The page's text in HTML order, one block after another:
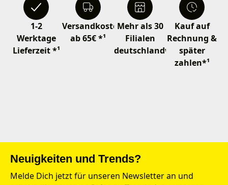
1-2
Werktage
Lieferzeit *¹
Versandkostenfrei
ab 65€ *¹
Mehr als 30
Filialen
deutschlandweit
Kauf auf
Rechnung &
später
zahlen*¹
Neuigkeiten und Trends?
Melde Dich jetzt für unseren Newsletter an und